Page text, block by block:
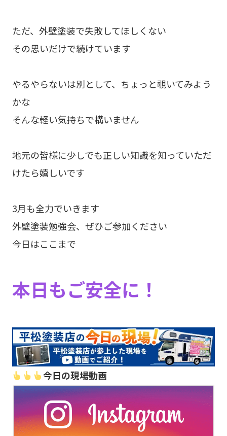
ただ、外壁塗装で失敗してほしくない
その思いだけで続けています
やるやらないは別として、ちょっと覗いてみよう
かな
そんな軽い気持ちで構いません
地元の皆様に少しでも正しい知識を知っていただ
けたら嬉しいです
3月も全力でいきます
外壁塗装勉強会、ぜひご参加ください
今日はここまで
本日もご安全に！
今日の現場動画